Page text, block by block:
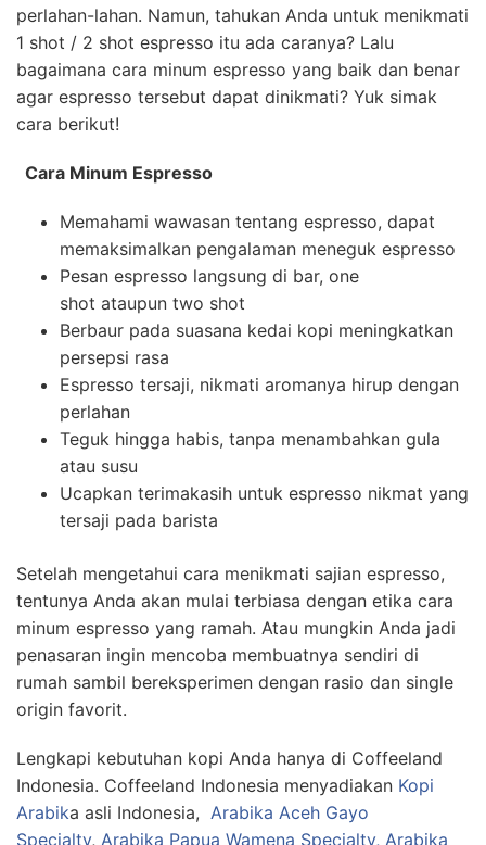
perlahan-lahan. Namun, tahukan Anda untuk menikmati
1 shot / 2 shot espresso itu ada caranya? Lalu
bagaimana cara minum espresso yang baik dan benar
agar espresso tersebut dapat dinikmati? Yuk simak
cara berikut!
Cara Minum Espresso
Memahami wawasan tentang espresso, dapat
memaksimalkan pengalaman meneguk espresso
Pesan espresso langsung di bar, one
shot ataupun two shot
Berbaur pada suasana kedai kopi meningkatkan
persepsi rasa
Espresso tersaji, nikmati aromanya hirup dengan
perlahan
Teguk hingga habis, tanpa menambahkan gula
atau susu
Ucapkan terimakasih untuk espresso nikmat yang
tersaji pada barista
Setelah mengetahui cara menikmati sajian espresso,
tentunya Anda akan mulai terbiasa dengan etika cara
minum espresso yang ramah. Atau mungkin Anda jadi
penasaran ingin mencoba membuatnya sendiri di
rumah sambil bereksperimen dengan rasio dan single
origin favorit.
Lengkapi kebutuhan kopi Anda hanya di Coffeeland
Indonesia. Coffeeland Indonesia menyadiakan Kopi
Arabika asli Indonesia, Arabika Aceh Gayo
Specialty, Arabika Papua Wamena Specialty, Arabika